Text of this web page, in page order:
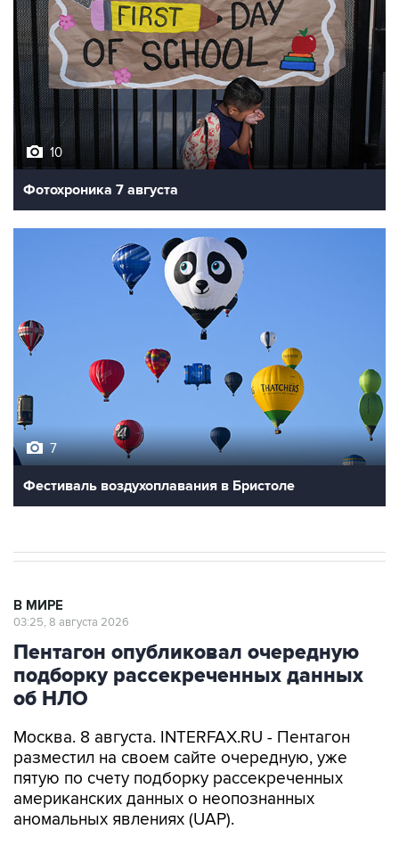
10
Фотохроника 7 августа
7
Фестиваль воздухоплавания в Бристоле
В МИРЕ
03:25, 8 августа 2026
Пентагон опубликовал очередную
подборку рассекреченных данных
об НЛО
Москва. 8 августа. INTERFAX.RU - Пентагон
разместил на своем сайте очередную, уже
пятую по счету подборку рассекреченных
американских данных о неопознанных
аномальных явлениях (UAP).